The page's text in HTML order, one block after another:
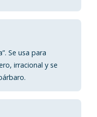
Se usa para
irracional y se